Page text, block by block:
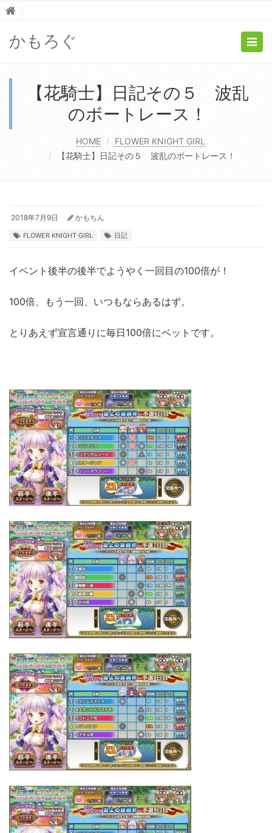
かもろぐ
【花騎士】日記その５ 波乱
のボートレース！
HOME
FLOWER KNIGHT GIRL
【花騎士】日記その５ 波乱のボートレース！
2018年7月9日 かもちん
FLOWER KNIGHT GIRL 日記
イベント後半の後半でようやく一回目の100倍が！
100倍、もう一回、いつもならあるはず。
とりあえず宣言通りに毎日100倍にベットです。